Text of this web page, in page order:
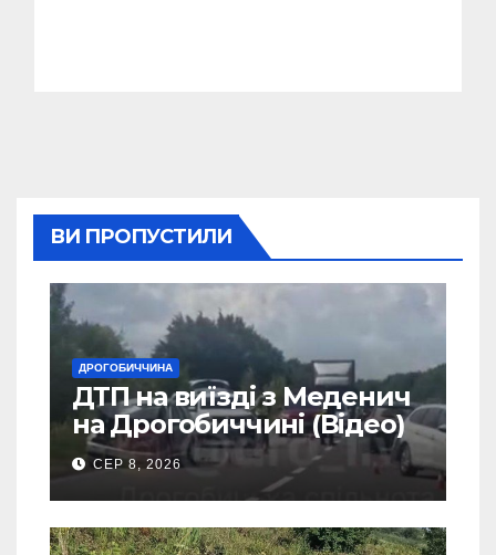
ВИ ПРОПУСТИЛИ
ДРОГОБИЧЧИНА
ДТП на виїзді з Меденич
на Дрогобиччині (Відео)
СЕР 8, 2026